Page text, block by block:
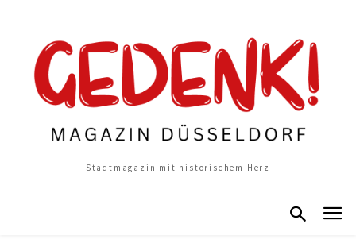
Stadtmagazin mit historischem Herz